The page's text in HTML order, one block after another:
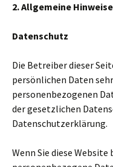
2. Allgemeine
Datenschutz
Die Betreiber dieser
persönlichen Daten
personenbezogenen
der gesetzlichen
Datenschutzerklärung.
Wenn Sie diese